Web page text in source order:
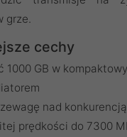
grze.
cechy
1000 GB w
nad
prędkości do 7300